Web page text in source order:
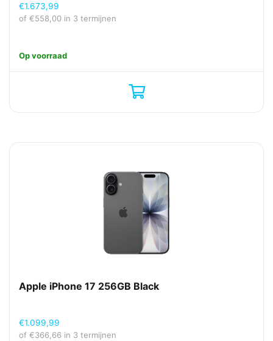
€1.673,99
of €558,00 in 3 termijnen
Op voorraad
Apple iPhone 17 256GB Black
€1.099,99
of €366,66 in 3 termijnen